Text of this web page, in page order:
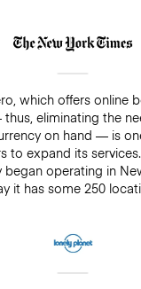
which offers online
eliminating the
on hand — is
to expand its
began operating in
it has some 250